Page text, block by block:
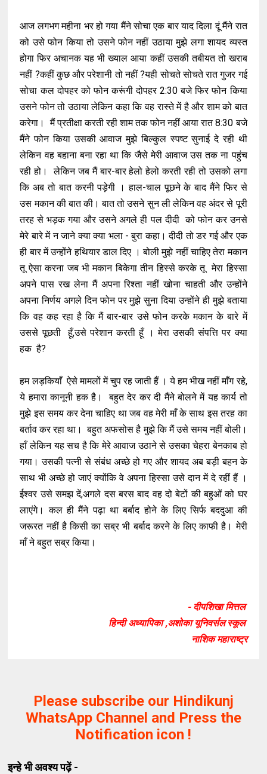
आज लगभग महीना भर हो गया मैंने सोचा एक बार याद दिला दूं मैंने रात
को उसे फोन किया तो उसने फोन नहीं उठाया मुझे लगा शायद व्यस्त
होगा फिर अचानक यह भी ख्याल आया कहीं उसकी तबीयत तो खराब
नहीं ?कहीं कुछ और परेशानी तो नहीं ?यही सोचते सोचते रात गुजर गई
सोचा कल दोपहर को फोन करूंगी दोपहर 2:30 बजे फिर फोन किया
उसने फोन तो उठाया लेकिन कहा कि वह रास्ते में है और शाम को बात
करेगा। मैं प्रतीक्षा करती रही शाम तक फोन नहीं आया रात 8:30 बजे
मैंने फोन किया उसकी आवाज मुझे बिल्कुल स्पष्ट सुनाई दे रही थी
लेकिन वह बहाना बना रहा था कि जैसे मेरी आवाज उस तक ना पहुंच
रही हो। लेकिन जब मैं बार-बार हेलो हेलो करती रही तो उसको लगा
कि अब तो बात करनी पड़ेगी । हाल-चाल पूछने के बाद मैंने फिर से
उस मकान की बात की। बात तो उसने सुन ली लेकिन वह अंदर से पूरी
तरह से भड़क गया और उसने अगले ही पल दीदी को फोन कर उनसे
मेरे बारे में न जाने क्या क्या भला - बुरा कहा। दीदी तो डर गई और एक
ही बार में उन्होंने हथियार डाल दिए । बोली मुझे नहीं चाहिए तेरा मकान
तू ऐसा करना जब भी मकान बिकेगा तीन हिस्से करके तू मेरा हिस्सा
अपने पास रख लेना मैं अपना रिश्ता नहीं खोना चाहती और उन्होंने
अपना निर्णय अगले दिन फोन पर मुझे सुना दिया उन्होंने ही मुझे बताया
कि वह कह रहा है कि मैं बार-बार उसे फोन करके मकान के बारे में
उससे पूछती हूँ,उसे परेशान करती हूँ । मेरा उसकी संपत्ति पर क्या
हक है?
हम लड़कियाँ ऐसे मामलों में चुप रह जाती हैं । ये हम भीख नहीं माँग रहे,
ये हमारा कानूनी हक है। बहुत देर कर दी मैंने बोलने में यह कार्य तो
मुझे इस समय कर देना चाहिए था जब वह मेरी माँ के साथ इस तरह का
बर्ताव कर रहा था। बहुत अफसोस है मुझे कि मैं उसे समय नहीं बोली।
हाँ लेकिन यह सच है कि मेरे आवाज उठाने से उसका चेहरा बेनकाब हो
गया। उसकी पत्नी से संबंध अच्छे हो गए और शायद अब बड़ी बहन के
साथ भी अच्छे हो जाएं क्योंकि वे अपना हिस्सा उसे दान में दे रहीं हैं ।
ईश्वर उसे समझ दें,अगले दस बरस बाद वह दो बेटों की बहुओं को घर
लाएंगे। कल ही मैंने पढ़ा था बर्बाद होने के लिए सिर्फ बददुआ की
जरूरत नहीं है किसी का सब्र भी बर्बाद करने के लिए काफी है। मेरी
माँ ने बहुत सब्र किया।
- दीपशिखा मित्तल
हिन्दी अध्यापिका ,अशोका यूनिवर्सल स्कूल
नाशिक महाराष्ट्र
Please subscribe our Hindikunj
WhatsApp Channel and Press the
Notification icon !
इन्हे भी अवश्य पढ़ें -